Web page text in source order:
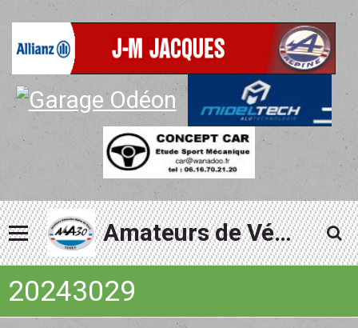
Amateurs de Véhicules Alpine du Gard
20243029